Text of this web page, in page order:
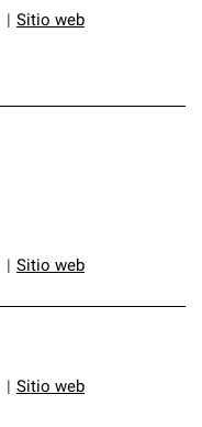
Sitio web
Sitio web
Sitio web